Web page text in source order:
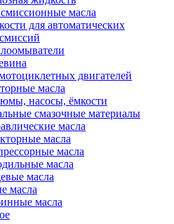
масла
для автоматических
двигателей
масла
насосы, ёмкости
смазочные материалы
масла
масла
масла
масла
масла
масла
масла